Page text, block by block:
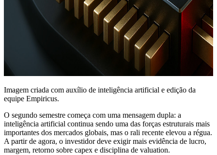
Imagem criada com auxílio de inteligência artificial e edição da
equipe Empiricus.
O segundo semestre começa com uma mensagem dupla: a
inteligência artificial continua sendo uma das forças estruturais mais
importantes dos mercados globais, mas o rali recente elevou a régua.
A partir de agora, o investidor deve exigir mais evidência de lucro,
margem, retorno sobre capex e disciplina de valuation.